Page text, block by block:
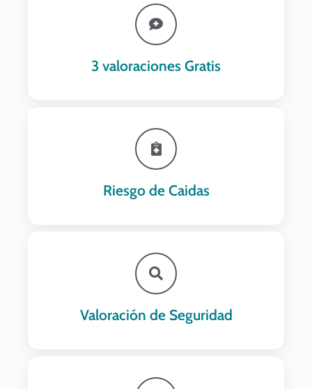
3 valoraciones Gratis
Riesgo de Caidas
Valoración de Seguridad